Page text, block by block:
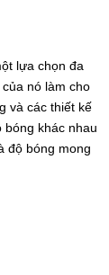
lựa chọn đa
nó làm cho
và các thiết kế
bóng khác nhau
độ bóng mong